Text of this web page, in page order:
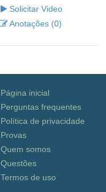
Solicitar Video
Anotações (0)
Página inicial
Perguntas frequentes
Política de privacidade
Provas
Quem somos
Questões
Termos de uso